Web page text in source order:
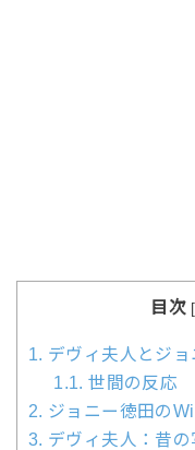
目次 [
1. デヴィ夫人とジ
1.1. 世間の反応
2. ジョニー徳田の
3. デヴィ夫人：昔の